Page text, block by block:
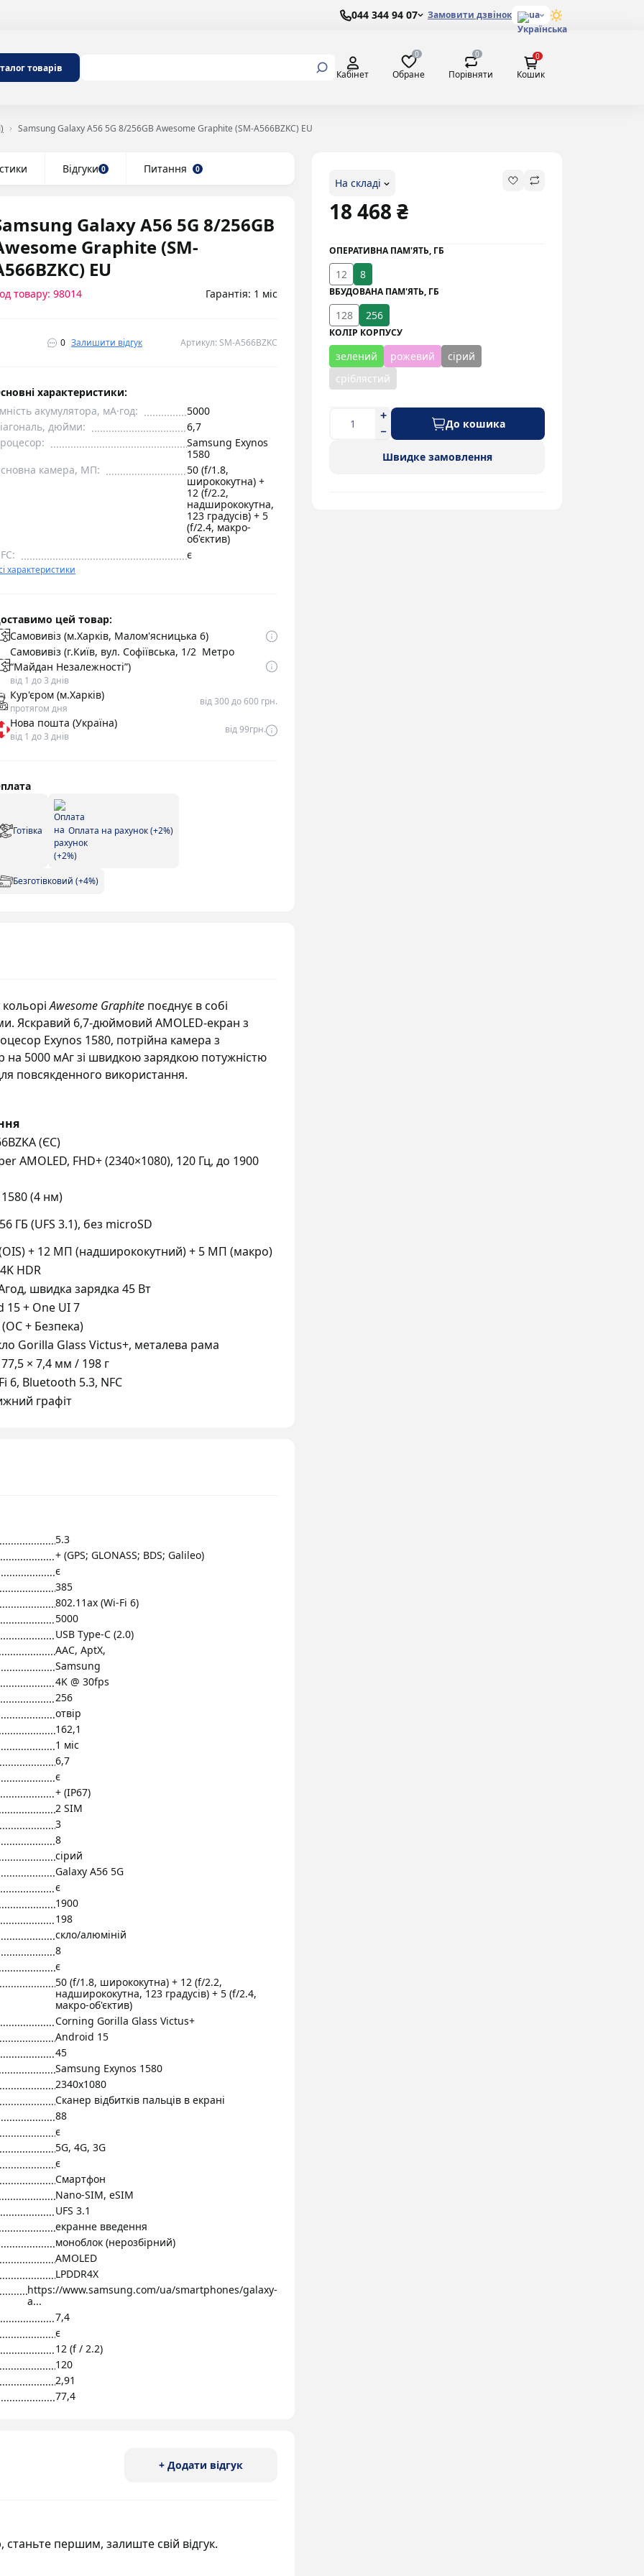
044 344 94 07 Замовити дзвінок ua
товарів
Кабінет
0
Обране
0
Порівняти
0
Кошик
Samsung Galaxy A56 5G 8/256GB Awesome Graphite (SM-A566BZKC) EU
Відгуки 0 Питання 0
Galaxy A56 5G 8/256GB
Graphite (SM-
EU
товару: 98014 Гарантія: 1 міс
0 Залишити відгук Артикул: SM-A566BZKC
На складі
18 468 ₴
ОПЕРАТИВНА ПАМ'ЯТЬ, ГБ
12 8
ВБУДОВАНА ПАМ'ЯТЬ, ГБ
128 256
КОЛІР КОРПУСУ
зелений рожевий
сірий
сріблястий
До кошика
Швидке замовлення
характеристики:
акумулятора, мА·год:
5000
дюйми:
6,7
Samsung Exynos
1580
камера, МП:
50 (f/1.8,
ширококутна) +
12 (f/2.2,
надширококутна,
123 градусів) + 5
(f/2.4, макро-
об'єктив)
є
характеристики
цей товар:
Самовивіз (м.Харків, Малом'ясницька 6)
Самовивіз (г.Київ, вул. Софіївська, 1/2 Метро
“Майдан Незалежності”)
від 1 до 3 днів
Кур'єром (м.Харків)
протягом дня
від 300 до 600 грн.
Нова пошта (Україна)
від 1 до 3 днів
від 99грн.
Готівка Оплата на рахунок (+2%)
Безготівковий (+4%)
кольоріAwesome Graphite поєднує в собі
Яскравий 6,7-дюймовий AMOLED-екран з
Exynos 1580, потрійна камера з
на 5000 мАг зі швидкою зарядкою потужністю
повсякденного використання.
(ЄС)
AMOLED, FHD+ (2340×1080), 120 Гц, до 1900
(4 нм)
ГБ (UFS 3.1), без microSD
+ 12 МП (надширококутний) + 5 МП (макро)
HDR
швидка зарядка 45 Вт
15 + One UI 7
(ОС + Безпека)
Gorilla Glass Victus+, металева рама
× 7,4 мм / 198 г
6, Bluetooth 5.3, NFC
графіт
5.3
+ (GPS; GLONASS; BDS; Galileo)
є
385
802.11ax (Wi-Fi 6)
5000
USB Type-C (2.0)
AAC, AptX,
Samsung
4K @ 30fps
256
отвір
162,1
1 міс
6,7
є
+ (IP67)
2 SIM
3
8
сірий
Galaxy A56 5G
є
1900
198
скло/алюміній
8
є
50 (f/1.8, ширококутна) + 12 (f/2.2,
надширококутна, 123 градусів) + 5 (f/2.4,
макро-об'єктив)
Corning Gorilla Glass Victus+
Android 15
45
Samsung Exynos 1580
2340x1080
Сканер відбитків пальців в екрані
88
є
5G, 4G, 3G
є
Смартфон
Nano-SIM, eSIM
UFS 3.1
екранне введення
моноблок (нерозбірний)
AMOLED
LPDDR4X
https://www.samsung.com/ua/smartphones/galaxy-
a...
7,4
є
12 (f / 2.2)
120
2,91
77,4
+ Додати відгук
станьте першим, залиште свій відгук.